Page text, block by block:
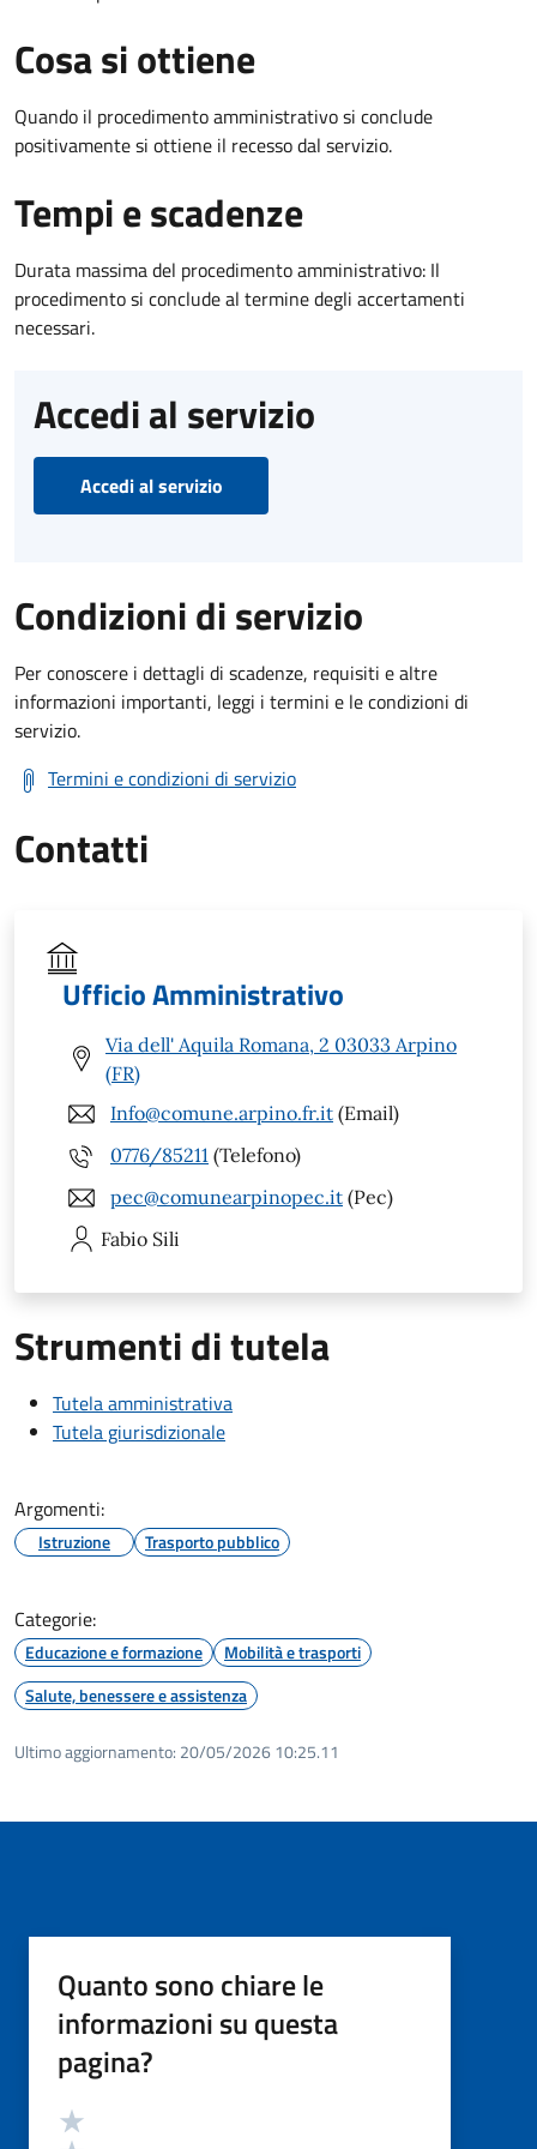
Cosa si ottiene
Quando il procedimento amministrativo si conclude
positivamente si ottiene il recesso dal servizio.
Tempi e scadenze
Durata massima del procedimento amministrativo: Il
procedimento si conclude al termine degli accertamenti
necessari.
Accedi al servizio
Accedi al servizio
Condizioni di servizio
Per conoscere i dettagli di scadenze, requisiti e altre
informazioni importanti, leggi i termini e le condizioni di
servizio.
Termini e condizioni di servizio
Contatti
Ufficio Amministrativo
Via dell' Aquila Romana, 2 03033 Arpino
(FR)
Info@comune.arpino.fr.it (Email)
0776/85211 (Telefono)
pec@comunearpinopec.it (Pec)
Fabio Sili
Strumenti di tutela
Tutela amministrativa
Tutela giurisdizionale
Argomenti:
Istruzione Trasporto pubblico
Categorie:
Educazione e formazione
Mobilità e trasporti
Salute, benessere e assistenza
Ultimo aggiornamento: 20/05/2026 10:25.11
Quanto sono chiare le
informazioni su questa
pagina?
Valutazione